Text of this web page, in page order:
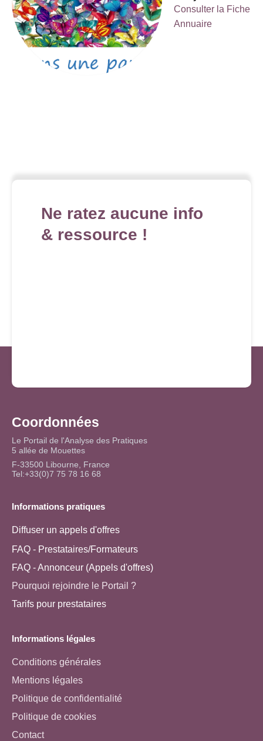
Consulter la Fiche
Annuaire
Ne ratez aucune info
& ressource !
Coordonnées
Le Portail de l'Analyse des Pratiques
5 allée de Mouettes
F-33500 Libourne, France
Tel:+33(0)7 75 78 16 68
Informations pratiques
Diffuser un appels d'offres
FAQ - Prestataires/Formateurs
FAQ - Annonceur (Appels d'offres)
Pourquoi rejoindre le Portail ?
Tarifs pour prestataires
Informations légales
Conditions générales
Mentions légales
Politique de confidentialité
Politique de cookies
Contact